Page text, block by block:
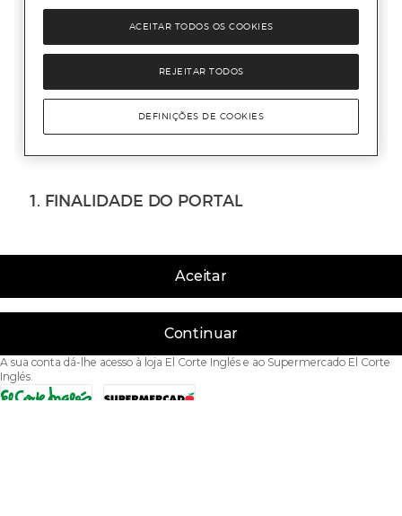
Aceitar
Continuar
A sua conta dá-lhe acesso à loja El Corte Inglés e ao Supermercado El Corte
Inglés.